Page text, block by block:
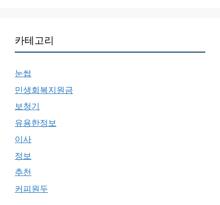
카테고리
눈썹
민생회복지원금
보청기
유용한정보
이사
정보
추천
커피원두